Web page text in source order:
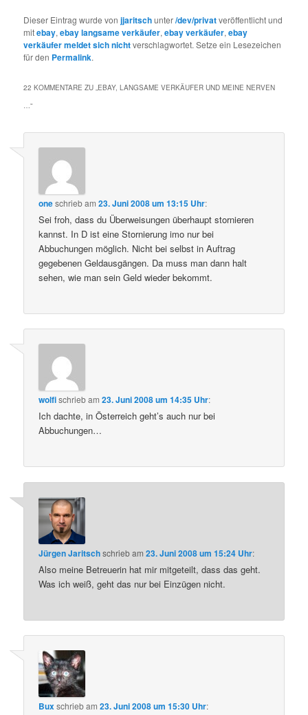
Dieser Eintrag wurde vonjjaritschunter/dev/privatveröffentlicht und
mitebay,ebay langsame verkäufer,ebay verkäufer,ebay
verkäufer meldet sich nichtverschlagwortet. Setze ein Lesezeichen
für den Permalink.
22 KOMMENTARE ZU „ EBAY, LANGSAME VERKÄUFER UND MEINE NERVEN
…“
oneschriebam23. Juni 2008 um 13:15 Uhr:
Sei froh, dass du Überweisungen überhaupt stornieren
kannst. In D ist eine Stornierung imo nur bei
Abbuchungen möglich. Nicht bei selbst in Auftrag
gegebenen Geldausgängen. Da muss man dann halt
sehen, wie man sein Geld wieder bekommt.
wolfischriebam23. Juni 2008 um 14:35 Uhr:
Ich dachte, in Österreich geht’s auch nur bei
Abbuchungen…
Jürgen Jaritschschriebam23. Juni 2008 um 15:24 Uhr:
Also meine Betreuerin hat mir mitgeteilt, dass das geht.
Was ich weiß, geht das nur bei Einzügen nicht.
Buxschriebam23. Juni 2008 um 15:30 Uhr: